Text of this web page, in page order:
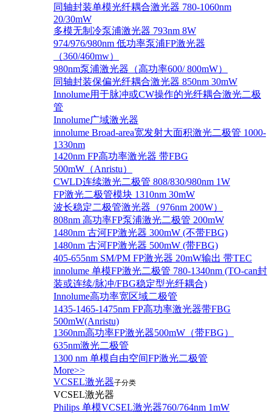
同轴封装单模光纤耦合激光器 780-1060nm
20/30mW
多模无制冷泵浦激光器 793nm 8W
974/976/980nm 低功率泵浦FP激光器
（360/460mw）
980nm泵浦激光器（高功率600/ 800mW）
同轴封装保偏光纤耦合激光器 850nm 30mW
Innolume用于脉冲或CW操作的光纤耦合激光二极
管
Innolume广域激光器
innolume Broad-area宽发射大面积激光二极管 1000-
1330nm
1420nm FP高功率激光器 带FBG
500mW（Anristu）
CWLD连续激光二极管 808/830/980nm 1W
FP激光二极管模块 1310nm 30mW
波长稳定二极管激光器（976nm 200W）
808nm 高功率FP泵浦激光二极管 200mW
1480nm 古河FP激光器 300mW (不带FBG)
1480nm 古河FP激光器 500mW (带FBG)
405-655nm SM/PM FP激光器 20mW输出 带TEC
innolume 单模FP激光二极管 780-1340nm (TO-can封
装或连续/脉冲/FBG稳定型光纤耦合)
Innolume高功率宽区域二极管
1435-1465-1475nm FP高功率激光器带FBG
500mW(Anristu)
1360nm高功率FP激光器500mW（带FBG）
635nm激光二极管
1300 nm 单模自由空间FP激光二极管
More>>
VCSEL激光器子分类
VCSEL激光器
Philips 单模VCSEL激光器760/764nm 1mW